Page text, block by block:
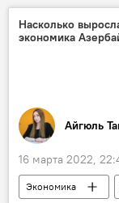
утверждение
Экономика
Насколько
экономика
Айгюль
16 марта 2022,
Экономика